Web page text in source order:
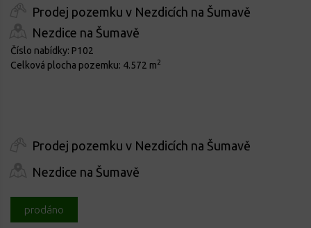
Prodej pozemku v Nezdicích na Šumavě
Nezdice na Šumavě
Číslo nabídky: P102
Celková plocha pozemku: 4.572 m2
Prodej pozemku v Nezdicích na Šumavě
Nezdice na Šumavě
prodáno